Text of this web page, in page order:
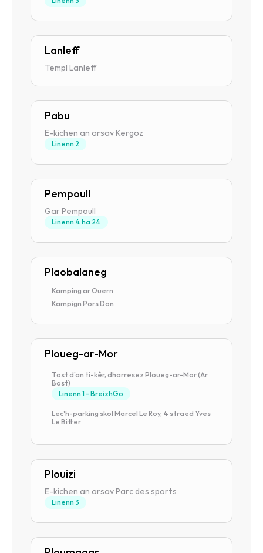
Lanleff
Templ Lanleff
Pabu
E-kichen an arsav Kergoz
Linenn 2
Pempoull
Gar Pempoull
Linenn 4 ha 24
Plaobalaneg
Kamping ar Ouern
Kampign Pors Don
Ploueg-ar-Mor
Tost d'an ti-kêr, dharresez Ploueg-ar-Mor (Ar
Bost)
Linenn 1 - BreizhGo
Lec'h-parking skol Marcel Le Roy, 4 straed Yves
Le Bitter
Plouizi
E-kichen an arsav Parc des sports
Linenn 3